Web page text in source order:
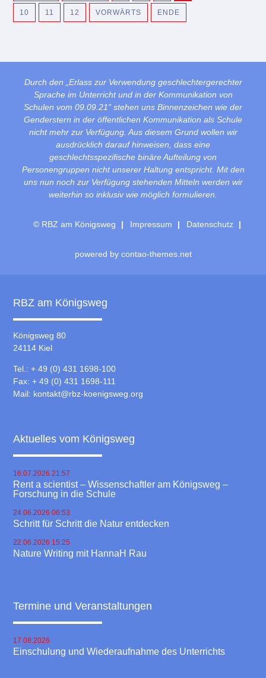
10 11 12 VORWÄRTS ENDE
Durch den „Erlass zur Verwendung geschlechtergerechter
Sprache im Unterricht und in der Kommunikation von
Schulen vom 09.09.21" stehen uns Binnenzeichen wie der
Genderstern in der öffentlichen Kommunikation als Schule
nicht mehr zur Verfügung. Aus diesem Grund wollen wir
ausdrücklich darauf hinweisen, dass eine
geschlechtsspezifische binäre Aufteilung von
Personengruppen nicht unserer Haltung entspricht. Mit den
uns nun noch zur Verfügung stehenden Mitteln werden wir
weiterhin so inklusiv wie möglich formulieren.
© RBZ am Königsweg Impressum Datenschutz
powered by contao-themes.net
RBZ am Königsweg
Königsweg 80
24114 Kiel
Tel.: + 49 (0) 431 1698-100
Fax: + 49 (0) 431 1698-111
Mail: kontakt@rbz-koenigsweg.org
Aktuelles vom Königsweg
16.07.2026 21:57
Rent a scientist – Wissenschaftler am Königsweg –
Forschung in die Schule
24.06.2026 06:53
Schritt für Schritt die Natur entdecken
22.06.2026 15:25
Nature Writing mit HannaH Rau
Termine und Veranstaltungen
17.08.2026
Einschulung und Wiederaufnahme des Unterrichts